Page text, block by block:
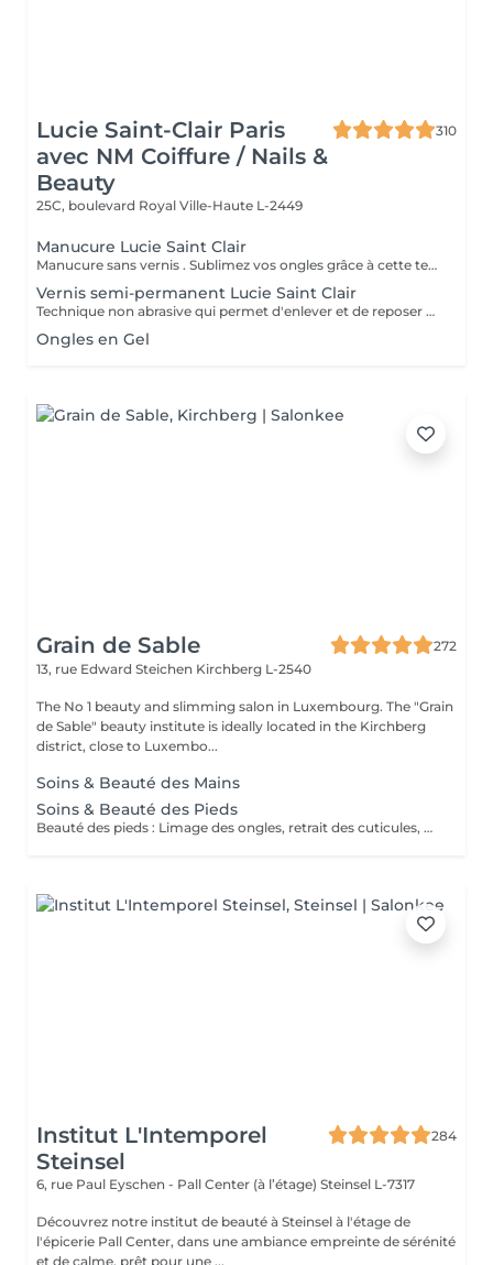
Lucie Saint-Clair Paris
avec NM Coiffure / Nails &
Beauty
310
25C, boulevard Royal Ville-Haute L-2449
Manucure Lucie Saint Clair
Manucure sans vernis . Sublimez vos ongles grâce à cette technique naturelle qui comprend une mise en forme, une élimination tout en douceur de la cuticule. Les ongles retrouvent leur éclat naturel . Manucure avec vernis. Sublimez vos ongles grâce à cette technique naturelle qui comprend une mise en forme, une élimination tout en douceur de la cuticule. Finition complète et impeccable grâce a la pose de vernis.
Vernis semi-permanent Lucie Saint Clair
Technique non abrasive qui permet d'enlever et de reposer en douceur votre semi-permanent. Tenue ,brillance impeccable
Ongles en Gel
Grain de Sable
272
13, rue Edward Steichen Kirchberg L-2540
The No 1 beauty and slimming salon in Luxembourg. The "Grain
de Sable" beauty institute is ideally located in the Kirchberg
district, close to Luxembo...
Soins & Beauté des Mains
Soins & Beauté des Pieds
Beauté des pieds : Limage des ongles, retrait des cuticules, utilisation de la râpe pour les callosités et massage avec crème hydratante. Pédicure : Beauté des pieds + traitement des ongles incarnés/infectés + utilisation du bistouri pour les callosités.
Institut L'Intemporel
Steinsel
284
6, rue Paul Eyschen - Pall Center (à l’étage) Steinsel L-7317
Découvrez notre institut de beauté à Steinsel à l'étage de
l'épicerie Pall Center, dans une ambiance empreinte de sérénité
et de calme, prêt pour une ...